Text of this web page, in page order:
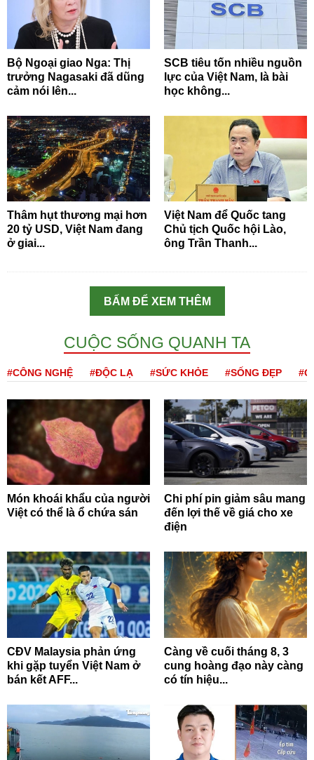
Bộ Ngoại giao Nga: Thị
trưởng Nagasaki đã dũng
cảm nói lên...
SCB tiêu tốn nhiều nguồn
lực của Việt Nam, là bài
học không...
Thâm hụt thương mại hơn
20 tỷ USD, Việt Nam đang
ở giai...
Việt Nam để Quốc tang
Chủ tịch Quốc hội Lào,
ông Trần Thanh...
BẤM ĐỂ XEM THÊM
CUỘC SỐNG QUANH TA
#CÔNG NGHỆ #ĐỘC LẠ #SỨC KHỎE #SỐNG ĐẸP
Món khoái khẩu của người
Việt có thể là ổ chứa sán
Chi phí pin giảm sâu mang
đến lợi thế về giá cho xe
điện
CĐV Malaysia phản ứng
khi gặp tuyển Việt Nam ở
bán kết AFF...
Càng về cuối tháng 8, 3
cung hoàng đạo này càng
có tín hiệu...